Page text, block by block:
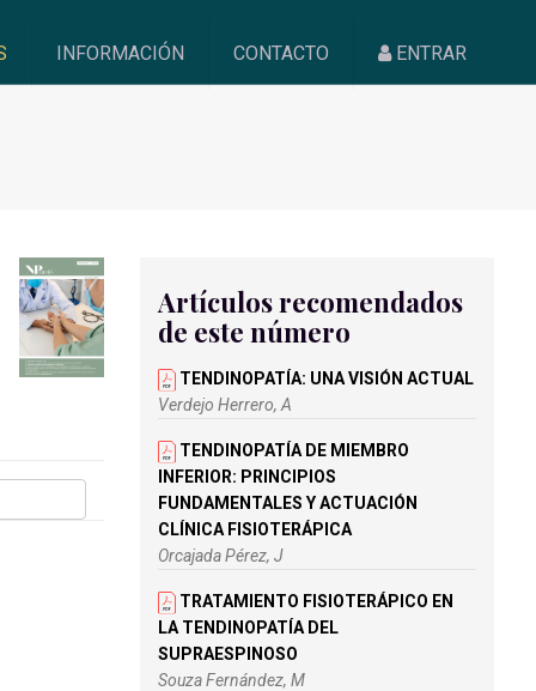
INFORMACIÓN CONTACTO ENTRAR
Artículos recomendados
de este número
TENDINOPATÍA: UNA VISIÓN ACTUAL
Verdejo Herrero, A
TENDINOPATÍA DE MIEMBRO
INFERIOR: PRINCIPIOS
FUNDAMENTALES Y ACTUACIÓN
CLÍNICA FISIOTERÁPICA
Orcajada Pérez, J
TRATAMIENTO FISIOTERÁPICO EN
LA TENDINOPATÍA DEL
SUPRAESPINOSO
Souza Fernández, M